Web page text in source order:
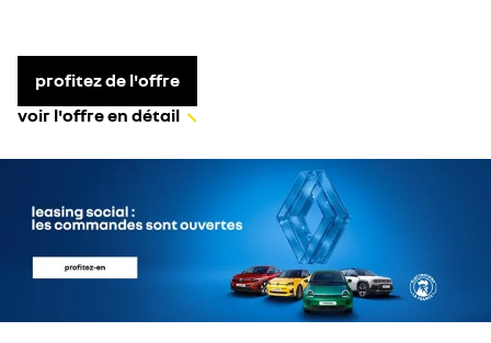
profitez de l'offre
voir l'offre en détail